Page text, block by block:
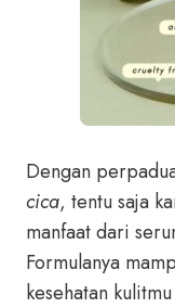
Dengan
cica, tentu saja
manfaat dari
Formulanya
kesehatan